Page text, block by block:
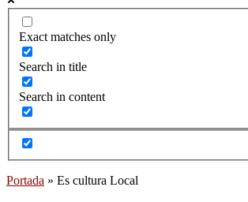
Exact matches only
Search in title
Search in content
Portada » Es cultura Local